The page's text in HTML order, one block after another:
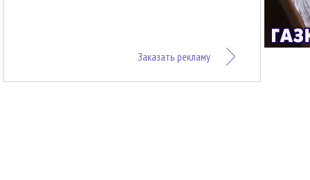
Заказать рекламу